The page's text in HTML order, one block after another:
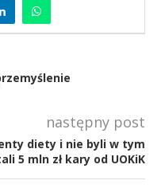
następny post
diety i nie byli w tym
5 mln zł kary od UOKiK